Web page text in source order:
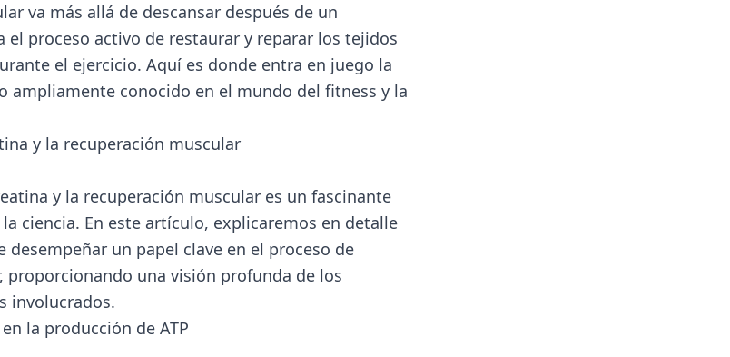
va más allá de descansar después de un
proceso activo de restaurar y reparar los tejidos
el ejercicio. Aquí es donde entra en juego la
ampliamente conocido en el mundo del fitness y la
y la recuperación muscular
y la recuperación muscular es un fascinante
ciencia. En este artículo, explicaremos en detalle
desempeñar un papel clave en el proceso de
proporcionando una visión profunda de los
involucrados.
la producción de ATP